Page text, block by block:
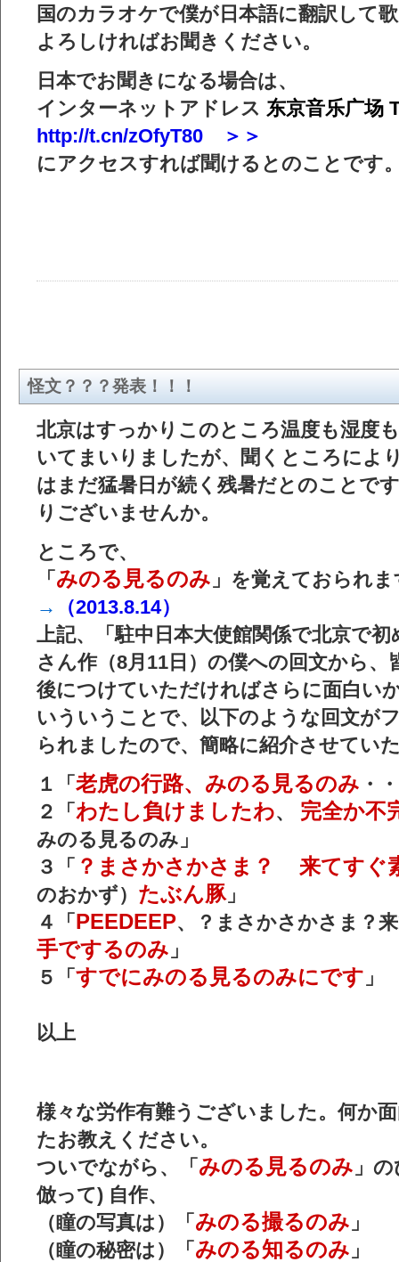
国のカラオケで僕が日本語に翻訳して
よろしければお聞きください。
日本でお聞きになる場合は、
インターネットアドレス 东京音乐广场
http://t.cn/zOfyT80 ＞＞
にアクセスすれば聞けるとのことです
怪文？？？発表！！！
北京はすっかりこのところ温度も湿度
いてまいりましたが、聞くところによ
はまだ猛暑日が続く残暑だとのことで
りございませんか。
ところで、
「 みのる見るのみ 」を覚えておられ
→
（2013.8.14）
上記、「駐中日本大使館関係で北京で
さん作（8月11日）の僕への回文から、
後につけていただければさらに面白い
いういうことで、以下のような回文が
られましたので、簡略に紹介させてい
１「 老虎の行路、みのる見るのみ ・
２「 わたし負けましたわ、 完全か不
みのる見るのみ」
３「 ？まさかさかさま？ 来てすぐ
のおかず） たぶん豚」
４「 PEEDEEP、？まさかさかさま？
手でするのみ 」
５「 すでにみのる見るのみにです 」
以上
様々な労作有難うございました。何か
たお教えください。
ついでながら、「 みのる見るのみ 」
倣って) 自作、
（瞳の写真は）「 みのる撮るのみ 」
（瞳の秘密は）「 みのる知るのみ 」